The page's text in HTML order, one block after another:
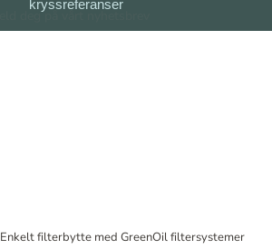
deg på vårt nyhetsbrev
kryssreferanser
Enkelt filterbytte med GreenOil filtersystemer